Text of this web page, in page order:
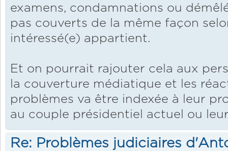
examens, condamnations ou
pas couverts de la même façon
intéressé(e) appartient.
Et on pourrait rajouter cela aux
la couverture médiatique et les
problèmes va être indexée à leur
au couple présidentiel actuel ou
Re: Problèmes judiciaires